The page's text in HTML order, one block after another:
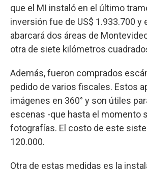
que el MI instaló en el último
inversión fue de US$ 1.933.700 y
abarcará dos áreas de
otra de siete kilómetros
Además, fueron comprados
pedido de varios fiscales. Estos
imágenes en 360° y son útiles
escenas -que hasta el momento
fotografías. El costo de este
120.000.
Otra de estas medidas es la